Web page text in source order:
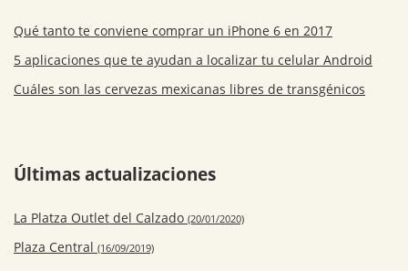
Qué tanto te conviene comprar un iPhone 6 en 2017
5 aplicaciones que te ayudan a localizar tu celular Android
Cuáles son las cervezas mexicanas libres de transgénicos
Últimas actualizaciones
La Platza Outlet del Calzado (20/01/2020)
Plaza Central (16/09/2019)